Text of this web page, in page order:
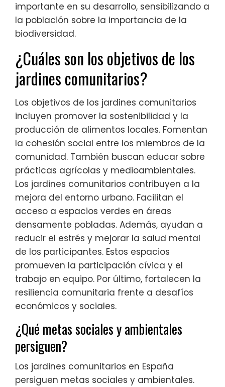
importante en su desarrollo, sensibilizando a
la población sobre la importancia de la
biodiversidad.
¿Cuáles son los objetivos de los
jardines comunitarios?
Los objetivos de los jardines comunitarios
incluyen promover la sostenibilidad y la
producción de alimentos locales. Fomentan
la cohesión social entre los miembros de la
comunidad. También buscan educar sobre
prácticas agrícolas y medioambientales.
Los jardines comunitarios contribuyen a la
mejora del entorno urbano. Facilitan el
acceso a espacios verdes en áreas
densamente pobladas. Además, ayudan a
reducir el estrés y mejorar la salud mental
de los participantes. Estos espacios
promueven la participación cívica y el
trabajo en equipo. Por último, fortalecen la
resiliencia comunitaria frente a desafíos
económicos y sociales.
¿Qué metas sociales y ambientales
persiguen?
Los jardines comunitarios en España
persiguen metas sociales y ambientales.